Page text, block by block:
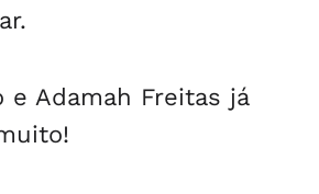
e Adamah Freitas já